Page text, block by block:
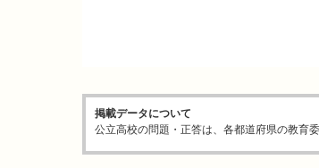
掲載データについて
公立高校の問題・正答は、各都道府県の教育